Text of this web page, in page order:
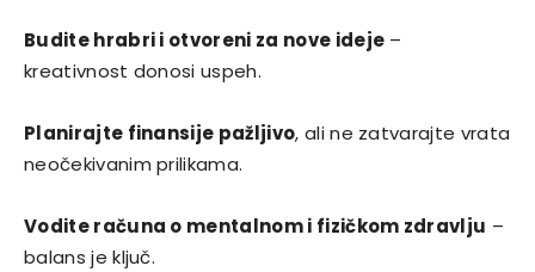
Budite hrabri i otvoreni za nove ideje –
kreativnost donosi uspeh.
Planirajte finansije pažljivo, ali ne zatvarajte vrata
neočekivanim prilikama.
Vodite računa o mentalnom i fizičkom zdravlju –
balans je ključ.